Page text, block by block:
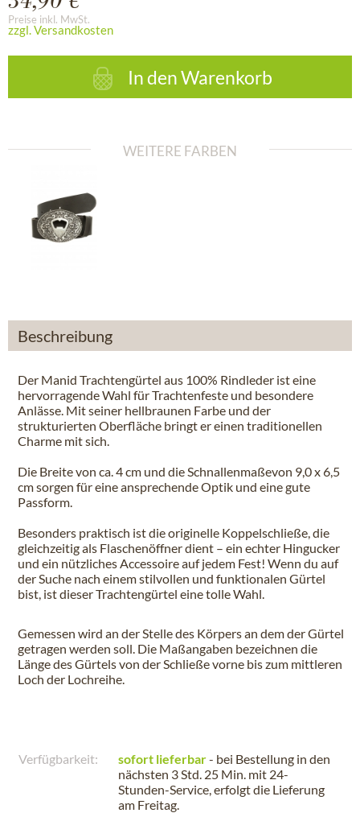
Preise inkl. MwSt.
zzgl. Versandkosten
In denWarenkorb
WEITERE FARBEN
Beschreibung
Der Manid Trachtengürtel aus 100% Rindleder ist eine
hervorragende Wahl für Trachtenfeste und besondere
Anlässe. Mit seiner hellbraunen Farbe und der
strukturierten Oberfläche bringt er einen traditionellen
Charme mit sich.
Die Breite von ca. 4 cm und die Schnallenmaßevon 9,0 x 6,5
cm sorgen für eine ansprechende Optik und eine gute
Passform.
Besonders praktisch ist die originelle Koppelschließe, die
gleichzeitig als Flaschenöffner dient – ein echter Hingucker
und ein nützliches Accessoire auf jedem Fest! Wenn du auf
der Suche nach einem stilvollen und funktionalen Gürtel
bist, ist dieser Trachtengürtel eine tolle Wahl.
Gemessen wird an der Stelle des Körpers an dem der Gürtel
getragen werden soll. Die Maßangaben bezeichnen die
Länge des Gürtels von der Schließe vorne bis zum mittleren
Loch der Lochreihe.
Verfügbarkeit: sofort lieferbar- bei Bestellung in den
nächsten 3 Std. 25 Min. mit 24-
Stunden-Service, erfolgt die Lieferung
am Freitag.